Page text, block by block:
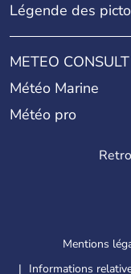
Légende des
METEO CONSULT
Météo Marine
Météo pro
Mentions
Informations